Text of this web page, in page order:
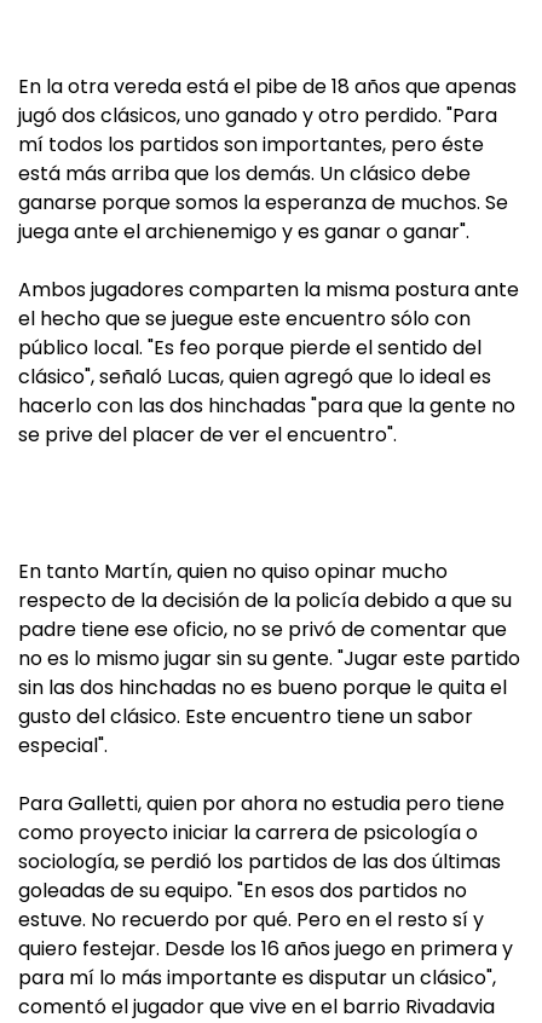
En la otra vereda está el pibe de 18 años que apenas
jugó dos clásicos, uno ganado y otro perdido. "Para
mí todos los partidos son importantes, pero éste
está más arriba que los demás. Un clásico debe
ganarse porque somos la esperanza de muchos. Se
juega ante el archienemigo y es ganar o ganar".
Ambos jugadores comparten la misma postura ante
el hecho que se juegue este encuentro sólo con
público local. "Es feo porque pierde el sentido del
clásico", señaló Lucas, quien agregó que lo ideal es
hacerlo con las dos hinchadas "para que la gente no
se prive del placer de ver el encuentro".
En tanto Martín, quien no quiso opinar mucho
respecto de la decisión de la policía debido a que su
padre tiene ese oficio, no se privó de comentar que
no es lo mismo jugar sin su gente. "Jugar este partido
sin las dos hinchadas no es bueno porque le quita el
gusto del clásico. Este encuentro tiene un sabor
especial".
Para Galletti, quien por ahora no estudia pero tiene
como proyecto iniciar la carrera de psicología o
sociología, se perdió los partidos de las dos últimas
goleadas de su equipo. "En esos dos partidos no
estuve. No recuerdo por qué. Pero en el resto sí y
quiero festejar. Desde los 16 años juego en primera y
para mí lo más importante es disputar un clásico",
comentó el jugador que vive en el barrio Rivadavia